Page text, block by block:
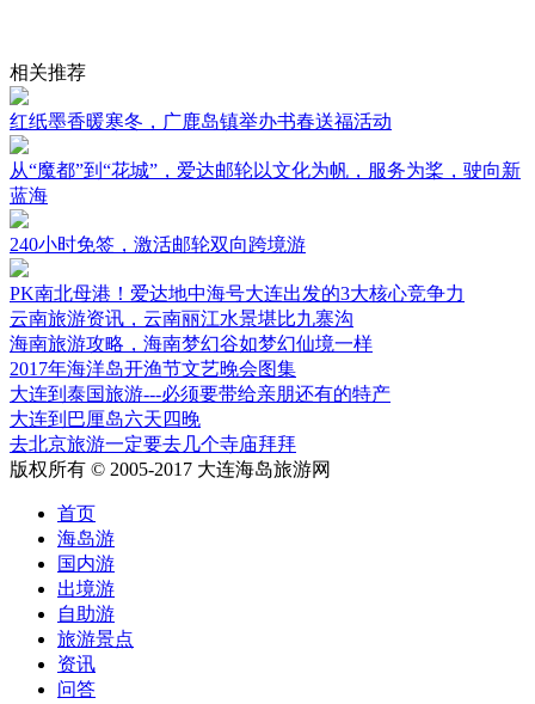
相关推荐
红纸墨香暖寒冬，广鹿岛镇举办书春送福活动
从“魔都”到“花城”，爱达邮轮以文化为帆，服务为桨，驶向新
蓝海
240小时免签，激活邮轮双向跨境游
PK南北母港！爱达地中海号大连出发的3大核心竞争力
云南旅游资讯，云南丽江水景堪比九寨沟
海南旅游攻略，海南梦幻谷如梦幻仙境一样
2017年海洋岛开渔节文艺晚会图集
大连到泰国旅游---必须要带给亲朋还有的特产
大连到巴厘岛六天四晚
去北京旅游一定要去几个寺庙拜拜
版权所有 © 2005-2017 大连海岛旅游网
首页
海岛游
国内游
出境游
自助游
旅游景点
资讯
问答